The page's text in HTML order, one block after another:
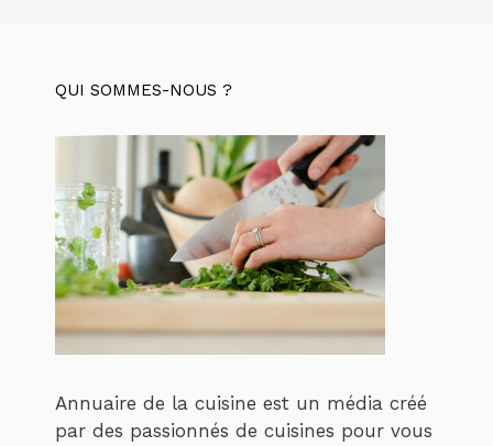
QUI SOMMES-NOUS ?
Annuaire de la cuisine est un média créé
par des passionnés de cuisines pour vous